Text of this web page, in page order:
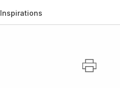
?
Inspirations